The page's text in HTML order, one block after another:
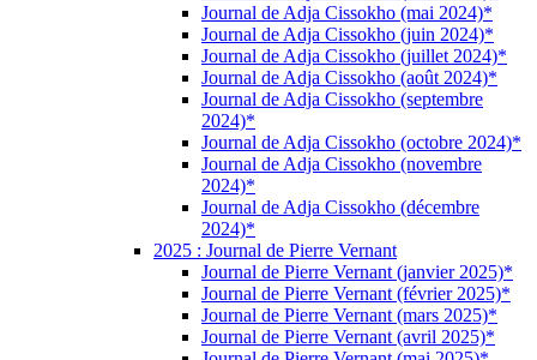
Journal de Adja Cissokho (mai 2024)*
Journal de Adja Cissokho (juin 2024)*
Journal de Adja Cissokho (juillet 2024)*
Journal de Adja Cissokho (août 2024)*
Journal de Adja Cissokho (septembre
2024)*
Journal de Adja Cissokho (octobre 2024)*
Journal de Adja Cissokho (novembre
2024)*
Journal de Adja Cissokho (décembre
2024)*
2025 : Journal de Pierre Vernant
Journal de Pierre Vernant (janvier 2025)*
Journal de Pierre Vernant (février 2025)*
Journal de Pierre Vernant (mars 2025)*
Journal de Pierre Vernant (avril 2025)*